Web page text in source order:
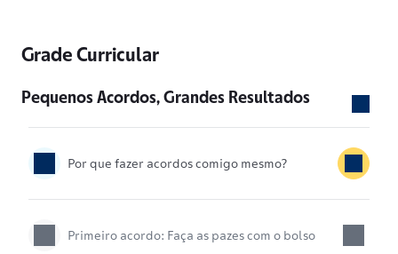
Grade Curricular
Pequenos Acordos, Grandes Resultados
Por que fazer acordos comigo mesmo?
Primeiro acordo: Faça as pazes com o bolso